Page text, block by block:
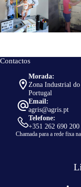
Contactos
Morada:
Zona Industrial
Portugal
Email:
agris@agris.pt
Telefone:
+351 262 690 200
Chamada para a rede fixa